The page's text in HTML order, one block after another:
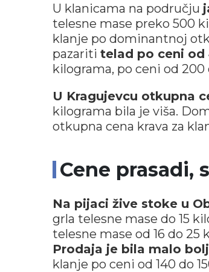
U klanicama na području
telesne mase preko 500
klanje po dominantnoj
pazariti telad po ceni
kilograma, po ceni od 200
U Kragujevcu otkupna
kilograma bila je viša.
otkupna cena krava za
Cene prasadi,
Na pijaci žive stoke u
grla telesne mase do 15
telesne mase od 16 do
Prodaja je bila malo
klanje po ceni od 140 do